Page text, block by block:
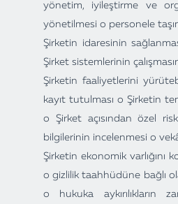
yönetim, iyileştirme ve
yönetilmesi o personele
Şirketin idaresinin
Şirket sistemlerinin
Şirketin faaliyetlerini
kayıt tutulması o Şirketin
o Şirket açısından özel
bilgilerinin incelenmesi o
Şirketin ekonomik varlığını
o gizlilik taahhüdüne bağlı
o hukuka aykırılıkların